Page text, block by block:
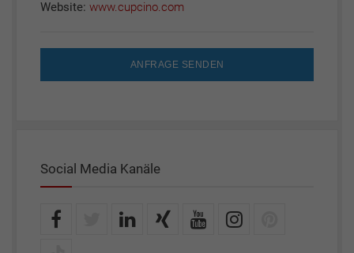
Website: www.cupcino.com
ANFRAGE SENDEN
Social Media Kanäle